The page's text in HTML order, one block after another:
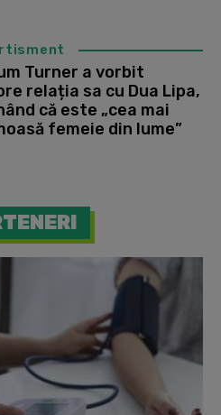
Turner a vorbit
relația sa cu Dua Lipa,
că este „cea mai
femeie din lume”